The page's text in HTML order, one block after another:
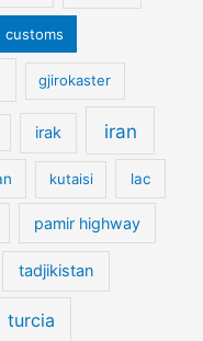
customs
gjirokaster
irak iran
kutaisi lac
pamir highway
tadjikistan
turcia